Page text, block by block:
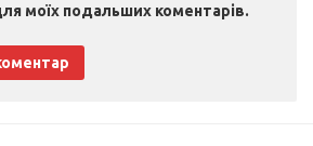
моїх подальших коментарів.